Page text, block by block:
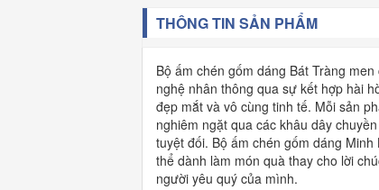
THÔNG TIN SẢN PHẨM
Bộ ấm chén gốm dáng Bát Tràng
nghệ nhân thông qua sự kết hợp hài
đẹp mắt và vô cùng tinh tế. Mỗi sản
nghiêm ngặt qua các khâu dây
tuyệt đối. Bộ ấm chén gốm dáng
thể dành làm món quà thay cho lời
người yêu quý của mình.